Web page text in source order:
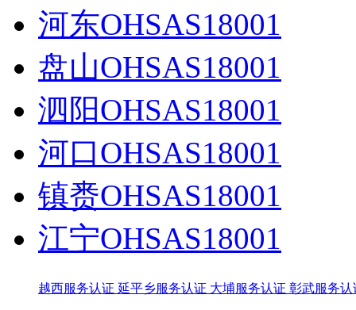
河东OHSAS18001
盘山OHSAS18001
泗阳OHSAS18001
河口OHSAS18001
镇赉OHSAS18001
江宁OHSAS18001
越西服务认证 延平乡服务认证 大埔服务认证 彰武服务认